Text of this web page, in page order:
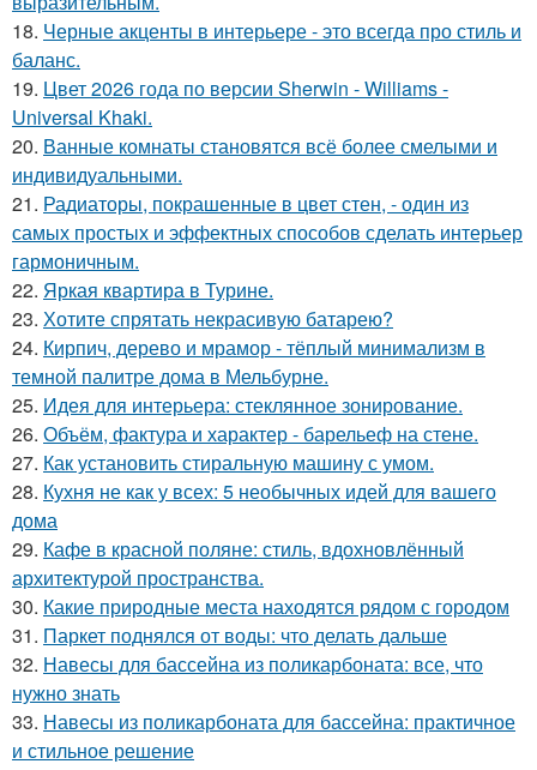
18. Черные акценты в интерьере - это всегда про стиль и
баланс.
19. Цвет 2026 года по версии Sherwin - Williams -
Universal Khaki.
20. Ванные комнаты становятся всё более смелыми и
индивидуальными.
21. Радиаторы, покрашенные в цвет стен, - один из
самых простых и эффектных способов сделать интерьер
гармоничным.
22. Яркая квартира в Турине.
23. Хотите спрятать некрасивую батарею?
24. Кирпич, дерево и мрамор - тёплый минимализм в
темной палитре дома в Мельбурне.
25. Идея для интерьера: стеклянное зонирование.
26. Объём, фактура и характер - барельеф на стене.
27. Как установить стиральную машину с умом.
28. Кухня не как у всех: 5 необычных идей для вашего
дома
29. Кафе в красной поляне: стиль, вдохновлённый
архитектурой пространства.
30. Какие природные места находятся рядом с городом
31. Паркет поднялся от воды: что делать дальше
32. Навесы для бассейна из поликарбоната: все, что
нужно знать
33. Навесы из поликарбоната для бассейна: практичное
и стильное решение